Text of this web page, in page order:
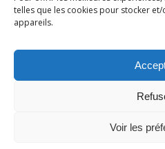
telles que les cookies pour stocker
appareils.
Voir les
Soirées-Enquêtes.com-